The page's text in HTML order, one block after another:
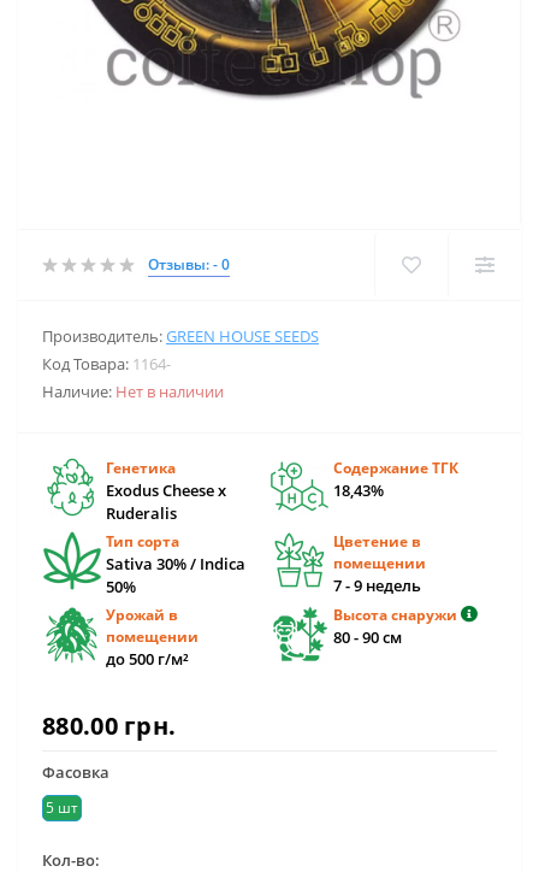
Отзывы: - 0
Производитель:GREEN HOUSE SEEDS
Код Товара: 1164-
Наличие: Нет в наличии
Генетика
Exodus Cheese x
Ruderalis
Содержание ТГК
18,43%
Тип сорта
Sativa 30% / Indica
50%
Цветение в
помещении
7 - 9 недель
Урожай в
помещении
до 500 г/м²
Высота снаружи
80 - 90 см
880.00 грн.
Фасовка
5 шт
Кол-во: